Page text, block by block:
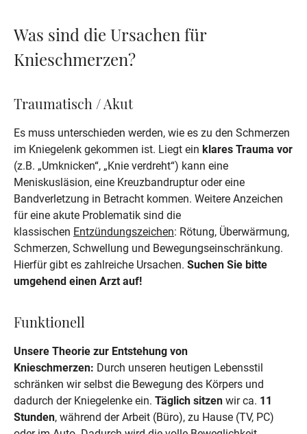
Was sind die Ursachen für
Knieschmerzen?
Traumatisch / Akut
Es muss unterschieden werden, wie es zu den Schmerzen
im Kniegelenk gekommen ist. Liegt ein
(z.B. „Umknicken“, „Knie verdreht“) kann eine
Meniskusläsion, eine Kreuzbandruptur oder eine
Bandverletzung in Betracht kommen. Weitere Anzeichen
für eine akute Problematik sind die
klassischen Entzündungszeichen: Rötung, Überwärmung,
Schmerzen, Schwellung und Bewegungseinschränkung.
Hierfür gibt es zahlreiche Ursachen. Suchen Sie bitte
umgehend einen Arzt auf!
Funktionell
Unsere Theorie zur Entstehung von
Knieschmerzen: Durch unseren heutigen Lebensstil
schränken wir selbst die Bewegung des Körpers und
dadurch der Kniegelenke ein. Täglich sitzen wir ca. 11
Stunden, während der Arbeit (Büro), zu Hause (TV, PC)